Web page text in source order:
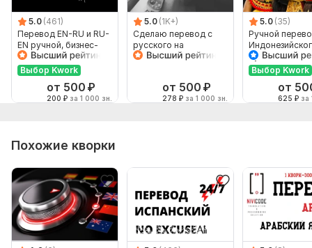
5.0 (461)
Перевод EN-RU и RU-
EN ручной, бизнес-
английский
Выбор Kwork
от 500 ₽
200 ₽ за 1 000 зн.
5.0 (1K+)
Сделаю перевод с
русского на
английский и
от 500 ₽
278 ₽ за 1 000 зн.
5.0 (35)
Ручной
Русский и
Выбор Kwork
от
625 ₽ за
Похожие кворки